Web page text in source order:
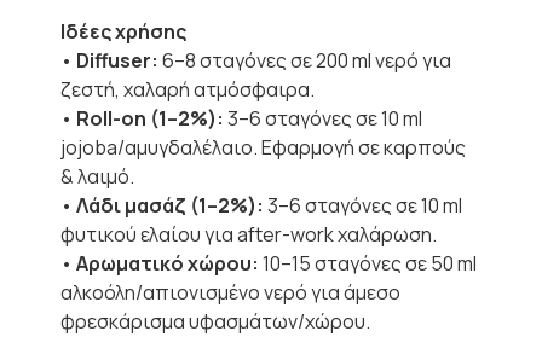
Ιδέες χρήσης
• Diffuser: 6–8 σταγόνες σε 200 ml νερό για
ζεστή, χαλαρή ατμόσφαιρα.
• Roll-on (1–2%): 3–6 σταγόνες σε 10 ml
jojoba/αμυγδαλέλαιο. Εφαρμογή σε καρπούς
& λαιμό.
• Λάδι μασάζ (1–2%): 3–6 σταγόνες σε 10 ml
φυτικού ελαίου για after-work χαλάρωση.
• Αρωματικό χώρου: 10–15 σταγόνες σε 50 ml
αλκοόλη/απιονισμένο νερό για άμεσο
φρεσκάρισμα υφασμάτων/χώρου.